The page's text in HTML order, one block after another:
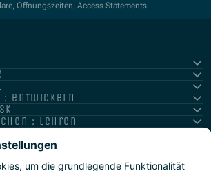
Öffnungszeiten, Access Statements.
: entwickeln
: lehren
: international